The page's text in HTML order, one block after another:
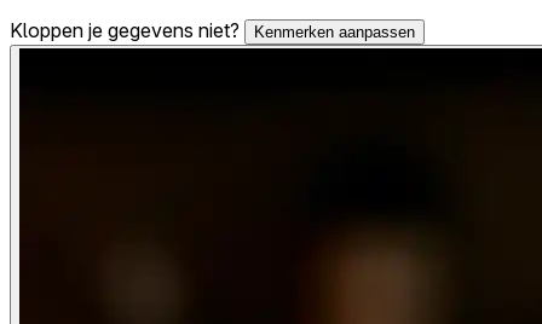
Kloppen je gegevens niet?
Kenmerken aanpassen